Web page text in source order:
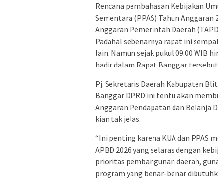
Rencana pembahasan Kebijakan
Sementara (PPAS) Tahun Anggaran
Anggaran Pemerintah Daerah
Padahal sebenarnya rapat ini
lain. Namun sejak pukul 09.00 WIB
hadir dalam Rapat Banggar
Pj. Sekretaris Daerah Kabupaten
Banggar DPRD ini tentu akan
Anggaran Pendapatan dan Belanja
kian tak jelas.
“Ini penting karena KUA dan PPAS
APBD 2026 yang selaras dengan
prioritas pembangunan daerah,
program yang benar-benar